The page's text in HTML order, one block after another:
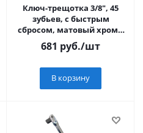
Ключ-трещотка 3/8", 45
зубьев, с быстрым
сбросом, матовый хром//
Сибртех
681 руб./шт
В корзину